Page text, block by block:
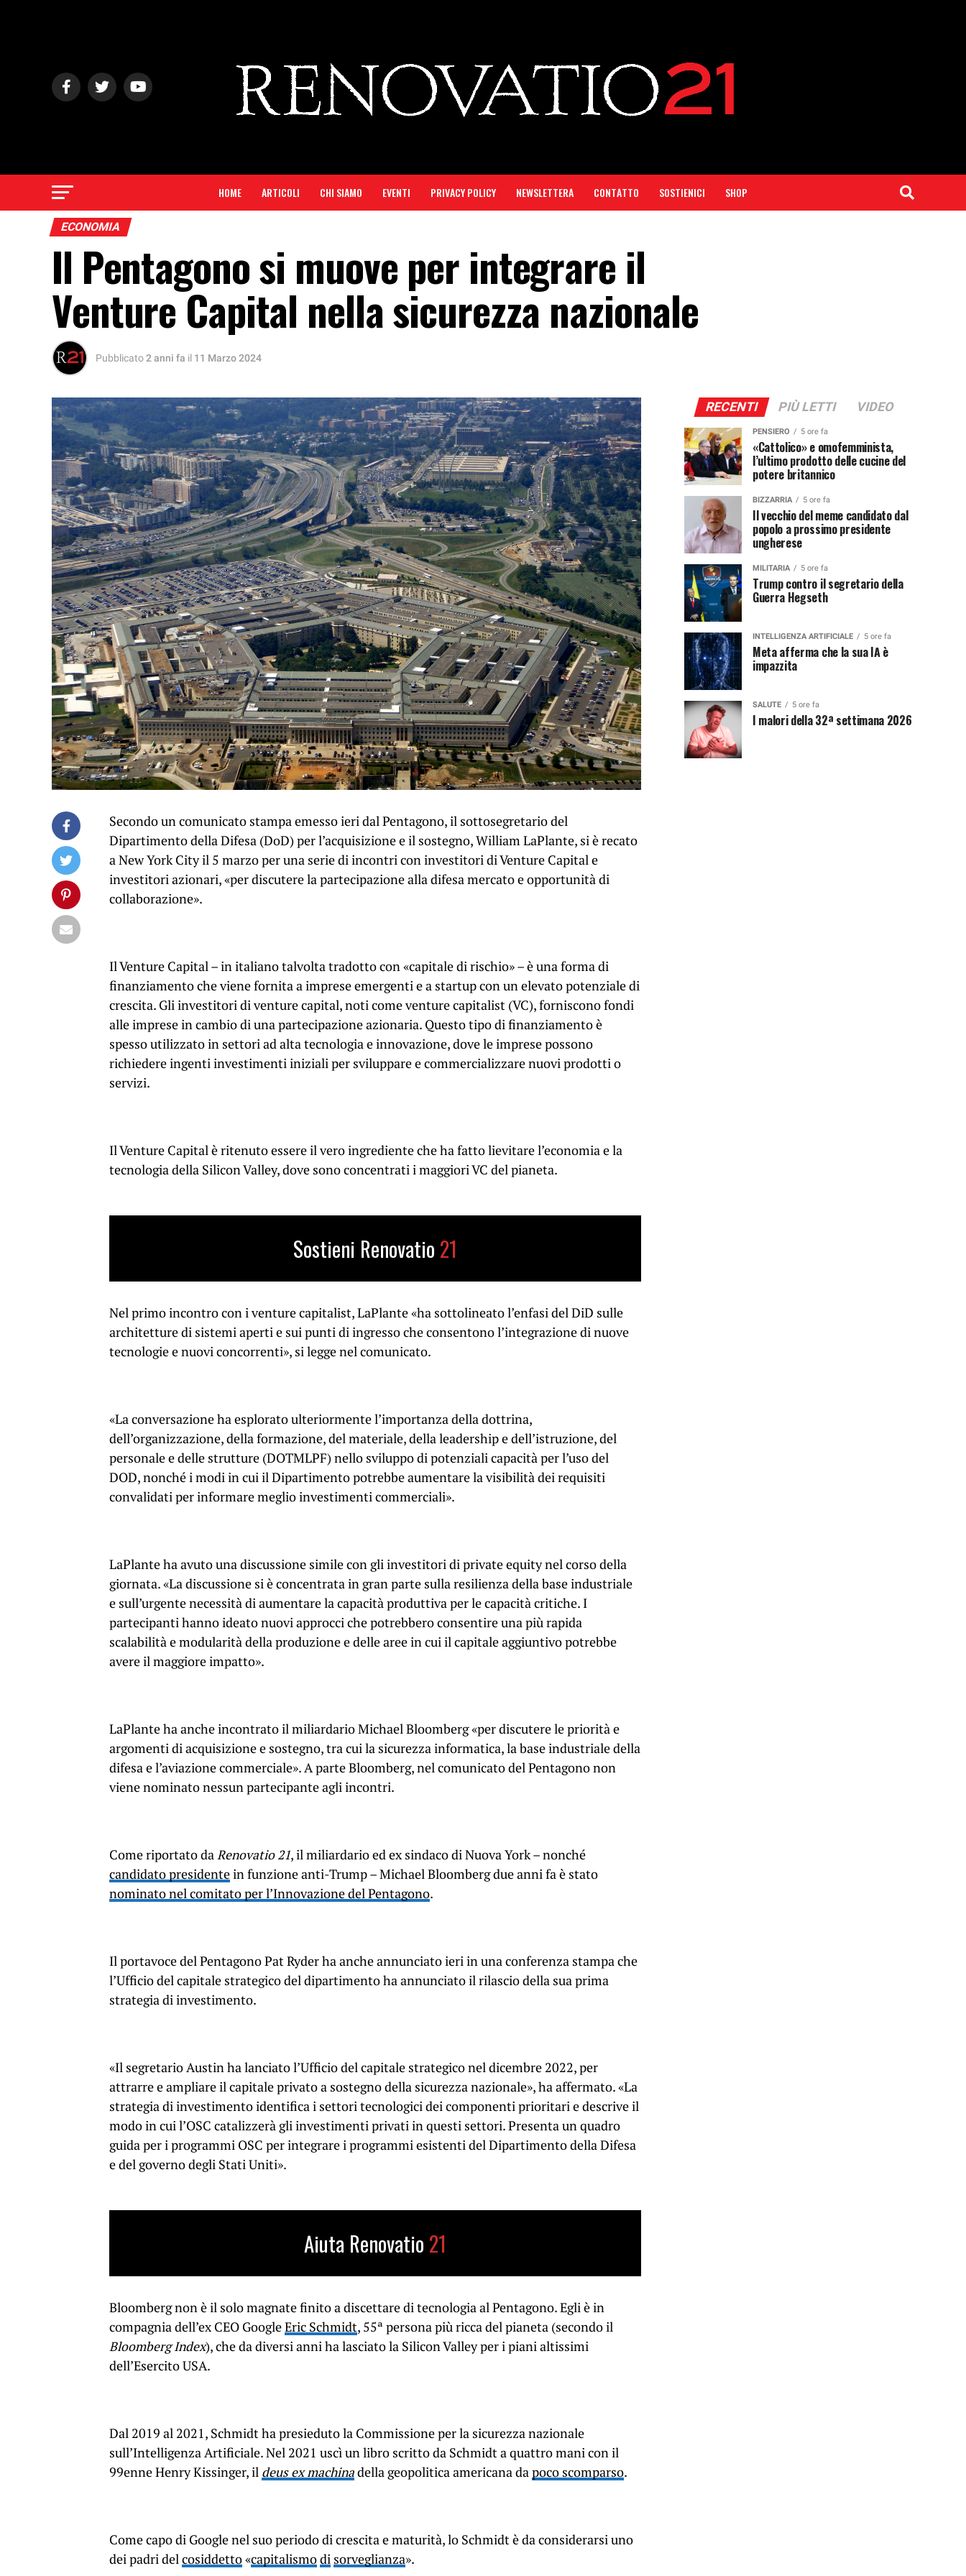
HOME ARTICOLI CHI SIAMO EVENTI PRIVACY POLICY NEWSLETTERA CONTATTO SOSTIENICI SHOP
ECONOMIA
Il Pentagono si muove per integrare il
Venture Capital nella sicurezza nazionale
Pubblicato2 anni fa il 11 Marzo 2024
Secondo un comunicato stampa emesso ieri dal Pentagono, il sottosegretario del
Dipartimento della Difesa (DoD) per l’acquisizione e il sostegno, William LaPlante, si è recato
a New York City il 5 marzo per una serie di incontri con investitori di Venture Capital e
investitori azionari, «per discutere la partecipazione alla difesa mercato e opportunità di
collaborazione».
Il Venture Capital – in italiano talvolta tradotto con «capitale di rischio» – è una forma di
finanziamento che viene fornita a imprese emergenti e a startup con un elevato potenziale di
crescita. Gli investitori di venture capital, noti come venture capitalist (VC), forniscono fondi
alle imprese in cambio di una partecipazione azionaria. Questo tipo di finanziamento è
spesso utilizzato in settori ad alta tecnologia e innovazione, dove le imprese possono
richiedere ingenti investimenti iniziali per sviluppare e commercializzare nuovi prodotti o
servizi.
Il Venture Capital è ritenuto essere il vero ingrediente che ha fatto lievitare l’economia e la
tecnologia della Silicon Valley, dove sono concentrati i maggiori VC del pianeta.
Sostieni Renovatio 21
Nel primo incontro con i venture capitalist, LaPlante «ha sottolineato l’enfasi del DiD sulle
architetture di sistemi aperti e sui punti di ingresso che consentono l’integrazione di nuove
tecnologie e nuovi concorrenti», si legge nel comunicato.
«La conversazione ha esplorato ulteriormente l’importanza della dottrina,
dell’organizzazione, della formazione, del materiale, della leadership e dell’istruzione, del
personale e delle strutture (DOTMLPF) nello sviluppo di potenziali capacità per l’uso del
DOD, nonché i modi in cui il Dipartimento potrebbe aumentare la visibilità dei requisiti
convalidati per informare meglio investimenti commerciali».
LaPlante ha avuto una discussione simile con gli investitori di private equity nel corso della
giornata. «La discussione si è concentrata in gran parte sulla resilienza della base industriale
e sull’urgente necessità di aumentare la capacità produttiva per le capacità critiche. I
partecipanti hanno ideato nuovi approcci che potrebbero consentire una più rapida
scalabilità e modularità della produzione e delle aree in cui il capitale aggiuntivo potrebbe
avere il maggiore impatto».
LaPlante ha anche incontrato il miliardario Michael Bloomberg «per discutere le priorità e
argomenti di acquisizione e sostegno, tra cui la sicurezza informatica, la base industriale della
difesa e l’aviazione commerciale». A parte Bloomberg, nel comunicato del Pentagono non
viene nominato nessun partecipante agli incontri.
Come riportato daRenovatio 21, il miliardario ed ex sindaco di Nuova York – nonché
candidato presidentein funzione anti-Trump – Michael Bloomberg due anni fa è stato
nominato nel comitato per l’Innovazione del Pentagono.
Il portavoce del Pentagono Pat Ryder ha anche annunciato ieri in una conferenza stampa che
l’Ufficio del capitale strategico del dipartimento ha annunciato il rilascio della sua prima
strategia di investimento.
«Il segretario Austin ha lanciato l’Ufficio del capitale strategico nel dicembre 2022, per
attrarre e ampliare il capitale privato a sostegno della sicurezza nazionale», ha affermato. «La
strategia di investimento identifica i settori tecnologici dei componenti prioritari e descrive il
modo in cui l’OSC catalizzerà gli investimenti privati ​​in questi settori. Presenta un quadro
guida per i programmi OSC per integrare i programmi esistenti del Dipartimento della Difesa
e del governo degli Stati Uniti».
Aiuta Renovatio 21
Bloomberg non è il solo magnate finito a discettare di tecnologia al Pentagono. Egli è in
compagnia dell’ex CEO GoogleEric Schmidt, 55ª persona più ricca del pianeta (secondo il
Bloomberg Index), che da diversi anni ha lasciato la Silicon Valley per i piani altissimi
dell’Esercito USA.
Dal 2019 al 2021, Schmidt ha presieduto la Commissione per la sicurezza nazionale
sull’Intelligenza Artificiale. Nel 2021 uscì un libro scritto da Schmidt a quattro mani con il
99enne Henry Kissinger, il deus ex machinadella geopolitica americana dapoco scomparso.
Come capo di Google nel suo periodo di crescita e maturità, lo Schmidt è da considerarsi uno
dei padri delcosiddetto«capitalismodi sorveglianza».
RECENTI PIÙ LETTI VIDEO
PENSIERO 5 ore fa
«Cattolico» e omofemminista,
l’ultimo prodotto delle cucine del
potere britannico
BIZZARRIA 5 ore fa
Il vecchio del meme candidato dal
popolo a prossimo presidente
ungherese
MILITARIA 5 ore fa
Trump contro il segretario della
Guerra Hegseth
INTELLIGENZA ARTIFICIALE 5 ore fa
Meta afferma che la sua IA è
impazzita
SALUTE 5 ore fa
I malori della 32ª settimana 2026